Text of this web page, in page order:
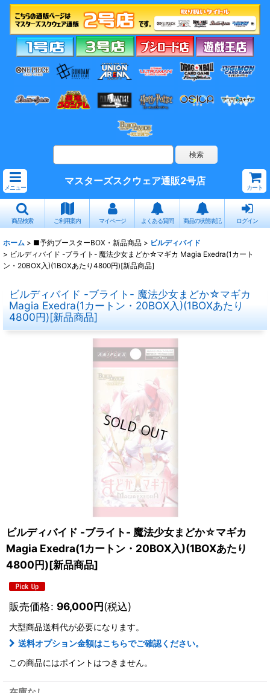
メニュー
マスターズスクウェア通販2号店
カート
商品検索 ご利用案内 マイページ よくある質問 商品の状態表記 ログイン
ホーム > ■予約ブースターBOX・新品商品 > ビルディバイド
> ビルディバイド -ブライト- 魔法少女まどか☆マギカ Magia Exedra(1カート
ン・20BOX入)(1BOXあたり4800円)[新品商品]
ビルディバイド -ブライト- 魔法少女まどか☆マギカ
Magia Exedra(1カートン・20BOX入)(1BOXあたり
4800円)[新品商品]
ビルディバイド -ブライト- 魔法少女まどか☆マギカ
Magia Exedra(1カートン・20BOX入)(1BOXあたり
4800円)[新品商品]
販売価格: 96,000円(税込)
大型商品送料代が必要になります。
送料オプション金額はこちらでご確認ください。
この商品にはポイントはつきません。